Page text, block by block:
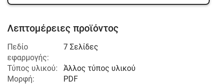
Λεπτομέρειες προϊόντος
Πεδίο
εφαρμογής:
7 Σελίδες
Τύπος υλικού:
Άλλος τύπος υλικού
Μορφή:
PDF